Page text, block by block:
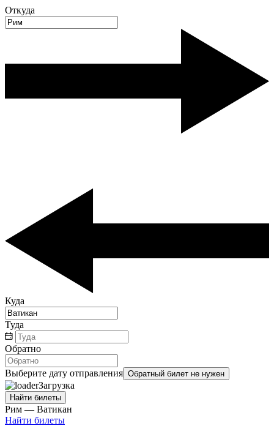
Откуда
Куда
Туда
Обратно
Выберите дату отправления Обратный билет не нужен
Загрузка
Найти билеты
Рим — Ватикан
Найти билеты